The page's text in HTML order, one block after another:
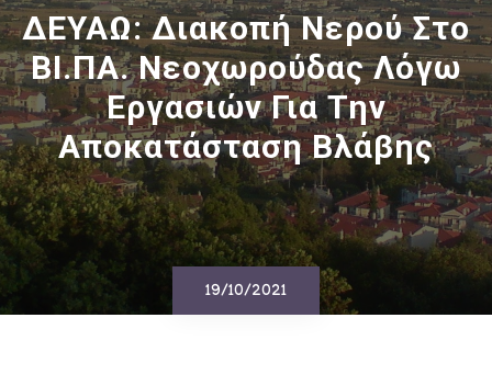
ΔΕΥΑΩ: Διακοπή Νερού Στο
ΒΙ.ΠΑ. Νεοχωρούδας Λόγω
Εργασιών Για Την
Αποκατάσταση Βλάβης
19/10/2021